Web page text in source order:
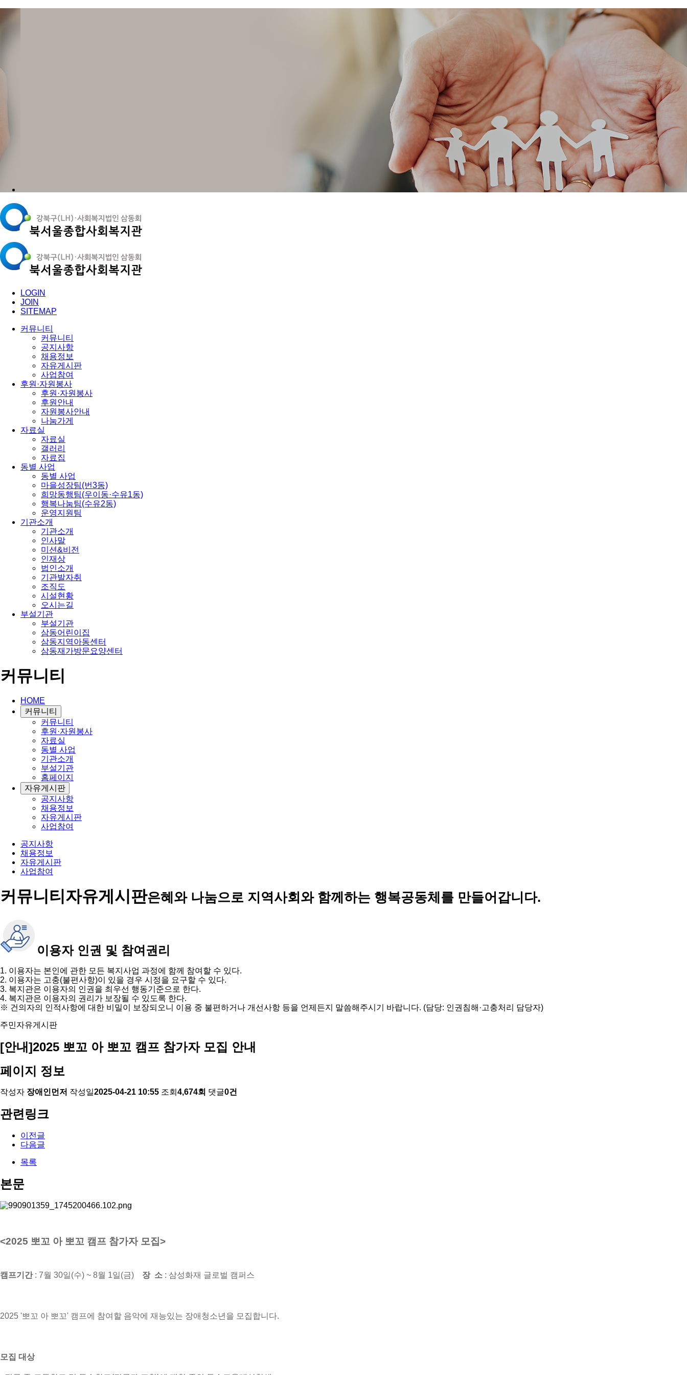
LOGIN
JOIN
SITEMAP
커뮤니티
커뮤니티
공지사항
채용정보
자유게시판
사업참여
후원·자원봉사
후원·자원봉사
후원안내
자원봉사안내
나눔가게
자료실
자료실
갤러리
자료집
동별 사업
동별 사업
마을성장팀(번3동)
희망동행팀(우이동·수유1동)
행복나눔팀(수유2동)
운영지원팀
기관소개
기관소개
인사말
미션&비전
인재상
법인소개
기관발자취
조직도
시설현황
오시는길
부설기관
부설기관
삼동어린이집
삼동지역아동센터
삼동재가방문요양센터
커뮤니티
HOME
커뮤니티
커뮤니티
후원·자원봉사
자료실
동별 사업
기관소개
부설기관
홈페이지
자유게시판
공지사항
채용정보
자유게시판
사업참여
공지사항
채용정보
자유게시판
사업참여
커뮤니티자유게시판은혜와 나눔으로 지역사회와 함께하는 행복공동체를 만들어갑니다.
이용자 인권 및 참여권리
1. 이용자는 본인에 관한 모든 복지사업 과정에 함께 참여할 수 있다.
2. 이용자는 고충(불편사항)이 있을 경우 시정을 요구할 수 있다.
3. 복지관은 이용자의 인권을 최우선 행동기준으로 한다.
4. 복지관은 이용자의 권리가 보장될 수 있도록 한다.
※ 건의자의 인적사항에 대한 비밀이 보장되오니 이용 중 불편하거나 개선사항 등을 언제든지 말씀해주시기 바랍니다. (담당: 인권침해·고충처리 담당자)
주민자유게시판
[안내]2025 뽀꼬 아 뽀꼬 캠프 참가자 모집 안내
페이지 정보
작성자 장애인먼저 작성일2025-04-21 10:55 조회 4,674회 댓글0건
관련링크
이전글
다음글
목록
본문
<2025 뽀꼬 아 뽀꼬 캠프 참가자 모집>
캠프기간 : 7월 30일(수) ~ 8월 1일(금) 장 소 : 삼성화재 글로벌 캠퍼스
2025 '뽀꼬 아 뽀꼬' 캠프에 참여할 음악에 재능있는 장애청소년을 모집합니다.
모집 대상